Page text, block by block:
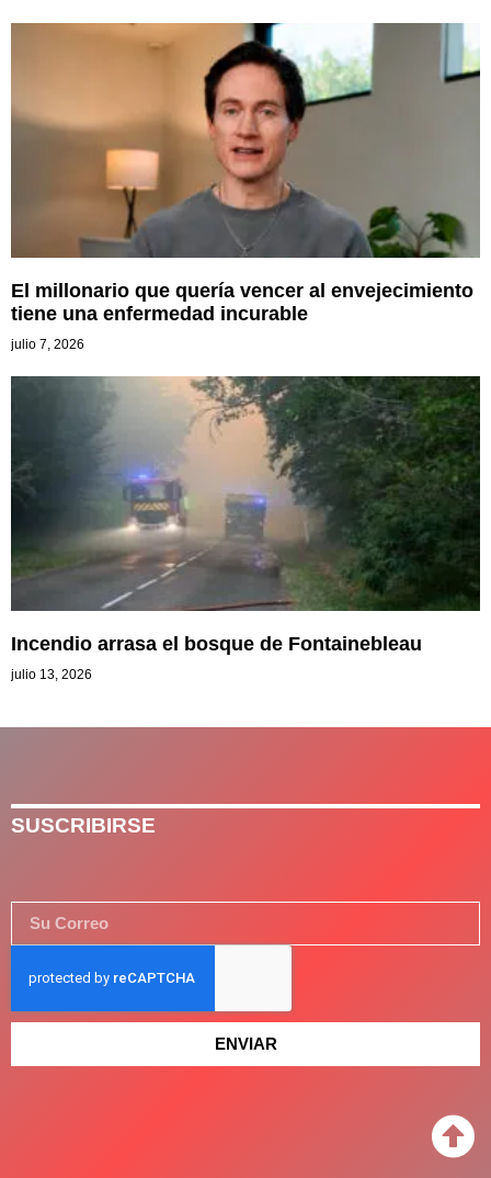
El millonario que quería vencer al envejecimiento
tiene una enfermedad incurable
julio 7, 2026
Incendio arrasa el bosque de Fontainebleau
julio 13, 2026
SUSCRIBIRSE
ENVIAR